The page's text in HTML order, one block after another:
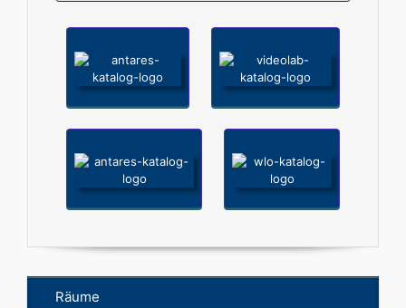
Räume